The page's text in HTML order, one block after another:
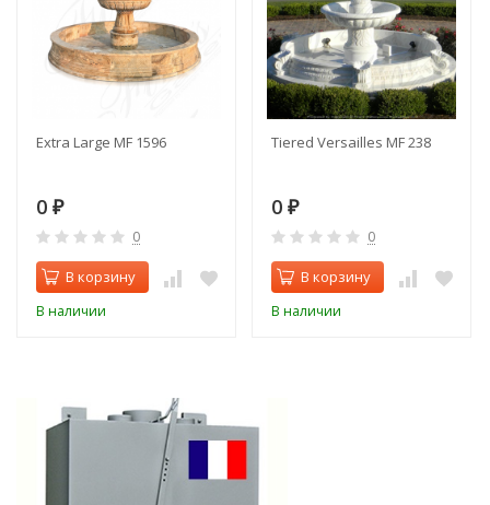
Extra Large MF 1596
0 ₽
0
В корзину
В наличии
Tiered Versailles MF 238
0 ₽
0
В корзину
В наличии